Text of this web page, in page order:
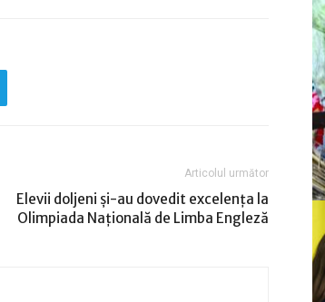
Articolul următor
Elevii doljeni și-au dovedit excelența la
Olimpiada Națională de Limba Engleză